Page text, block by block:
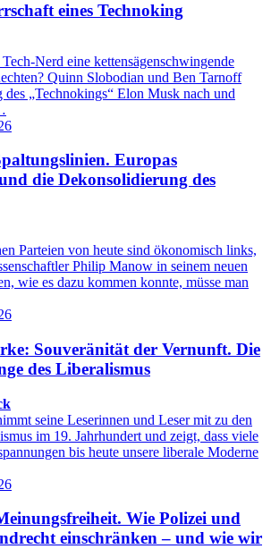
eines Technoking
Nerd eine kettensägenschwingende
Quinn Slobodian und Ben Tarnoff
des „Technokings“ Elon Musk nach und
Europas
die Dekonsolidierung des
Parteien von heute sind ökonomisch links,
Philip Manow in seinem neuen
wie es dazu kommen konnte, müsse man
Souveränität der Vernunft. Die
des Liberalismus
seine Leserinnen und Leser mit zu den
im 19. Jahrhundert und zeigt, dass viele
bis heute unsere liberale Moderne
Wie Polizei und
einschränken – und wie wir